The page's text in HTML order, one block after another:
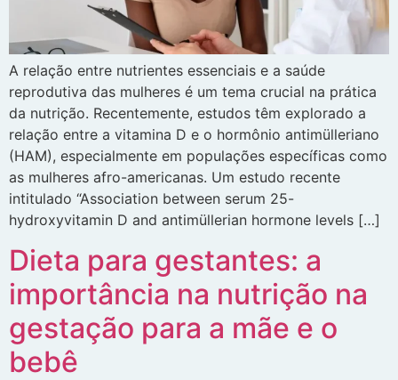
A relação entre nutrientes essenciais e a saúde
reprodutiva das mulheres é um tema crucial na prática
da nutrição. Recentemente, estudos têm explorado a
relação entre a vitamina D e o hormônio antimülleriano
(HAM), especialmente em populações específicas como
as mulheres afro-americanas. Um estudo recente
intitulado “Association between serum 25-
hydroxyvitamin D and antimüllerian hormone levels […]
Dieta para gestantes: a
importância na nutrição na
gestação para a mãe e o
bebê